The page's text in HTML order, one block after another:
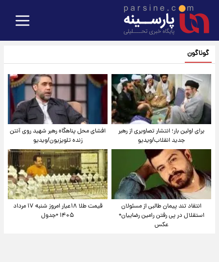
گوناگون
برای اولین بار؛ انتشار تصاویری از رهبر
جدید انقلاب/ویدیو
افشای محل پناهگاه‌ رهبر شهید روی آنتن
زنده تلویزیون/ویدیو
انتقاد تند پیمان طالبی از مسئولان
استقلال در پی رفتن رامین رضاییان+
عکس
قیمت طلا ۱۸عیار امروز شنبه ۱۷ مرداد
۱۴۰۵ +جدول